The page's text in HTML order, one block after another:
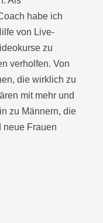
habe ich
von Live-
zu
verholfen. Von
die wirklich zu
mit mehr und
zu Männern, die
neue Frauen